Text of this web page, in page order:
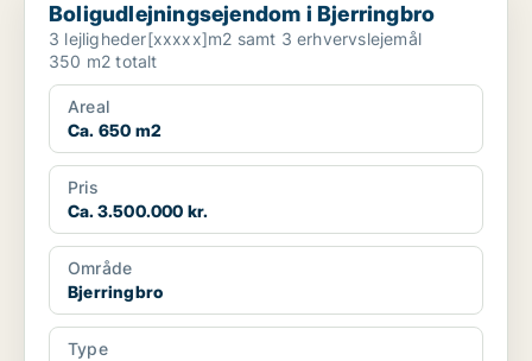
Boligudlejningsejendom i Bjerringbro
3 lejligheder[xxxxx]m2 samt 3 erhvervslejemål
350 m2 totalt
Areal
Ca. 650 m2
Pris
Ca. 3.500.000 kr.
Område
Bjerringbro
Type